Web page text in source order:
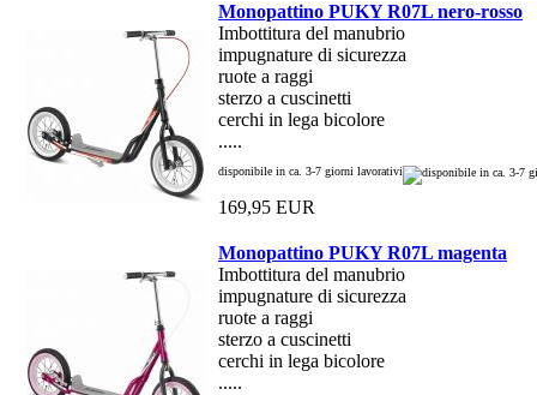
Monopattino PUKY R07L nero-rosso
Imbottitura del manubrio
impugnature di sicurezza
ruote a raggi
sterzo a cuscinetti
cerchi in lega bicolore
.....
disponibile in ca. 3-7 giorni lavorativi
169,95 EUR
Monopattino PUKY R07L magenta
Imbottitura del manubrio
impugnature di sicurezza
ruote a raggi
sterzo a cuscinetti
cerchi in lega bicolore
.....